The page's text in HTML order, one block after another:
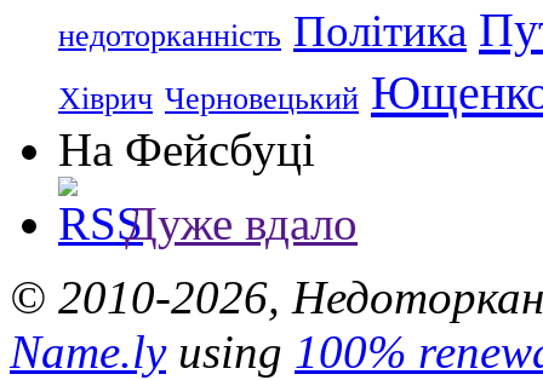
недоторканність Політика
Хіврич Черновецький
На Фейсбуці
Дуже вдало
© 2010-2026,
Name.lyusing 100%